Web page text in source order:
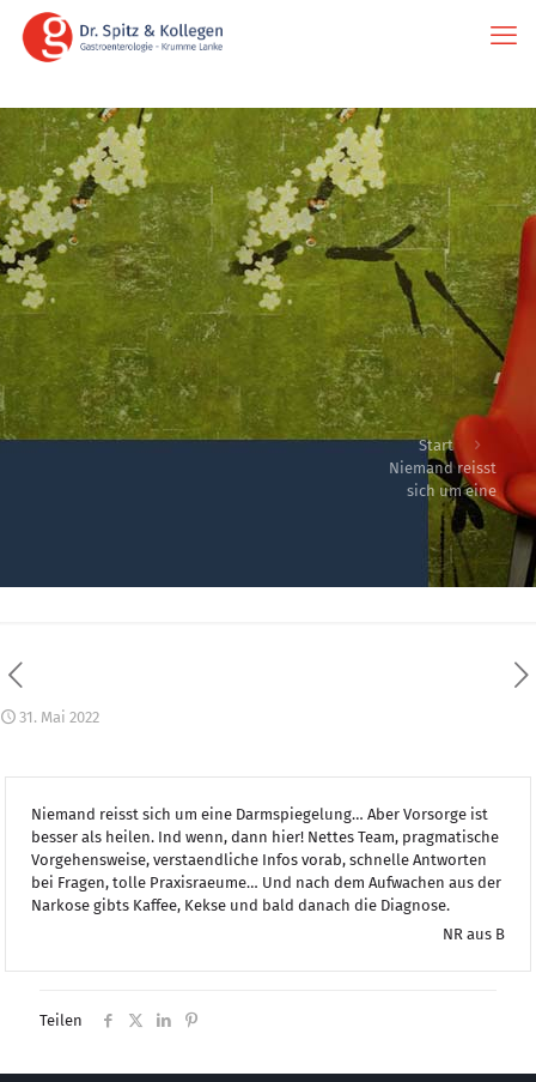
Start
Niemand reisst
sich um eine
31. Mai 2022
Niemand reisst sich um eine Darmspiegelung… Aber Vorsorge ist
besser als heilen. Ind wenn, dann hier! Nettes Team, pragmatische
Vorgehensweise, verstaendliche Infos vorab, schnelle Antworten
bei Fragen, tolle Praxisraeume… Und nach dem Aufwachen aus der
Narkose gibts Kaffee, Kekse und bald danach die Diagnose.
NR aus B
Teilen